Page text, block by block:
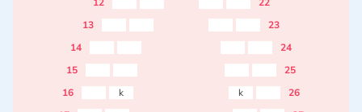
13
23
14
24
15
25
16
k k
26